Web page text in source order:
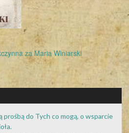
za Maria Winiarski
prośbą do Tych co mogą, o wsparcie